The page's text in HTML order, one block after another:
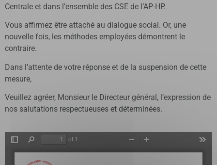
Centrale et dans l’ensemble des CSE de l’AP-HP.
Vous affirmez être attaché au dialogue social. Or, une
nouvelle fois, les méthodes employées démontrent le
contraire.
Dans l’attente de votre réponse et de la suspension de cette
mesure,
Veuillez agréer, Monsieur le Directeur général, l’expression de
nos salutations respectueuses et déterminées.